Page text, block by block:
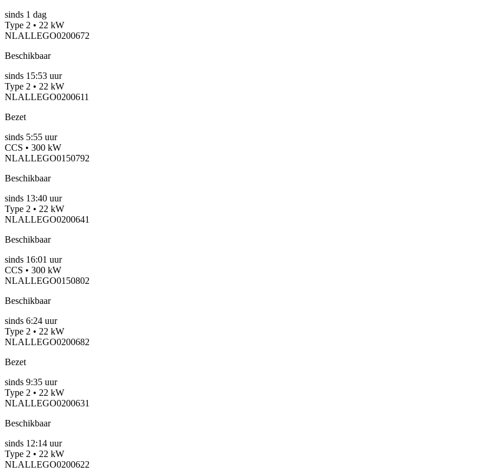
sinds 1 dag
Type 2 • 22 kW
NLALLEGO0200672
Beschikbaar
sinds 15:53 uur
Type 2 • 22 kW
NLALLEGO0200611
Bezet
sinds 5:55 uur
CCS • 300 kW
NLALLEGO0150792
Beschikbaar
sinds 13:40 uur
Type 2 • 22 kW
NLALLEGO0200641
Beschikbaar
sinds 16:01 uur
CCS • 300 kW
NLALLEGO0150802
Beschikbaar
sinds 6:24 uur
Type 2 • 22 kW
NLALLEGO0200682
Bezet
sinds 9:35 uur
Type 2 • 22 kW
NLALLEGO0200631
Beschikbaar
sinds 12:14 uur
Type 2 • 22 kW
NLALLEGO0200622